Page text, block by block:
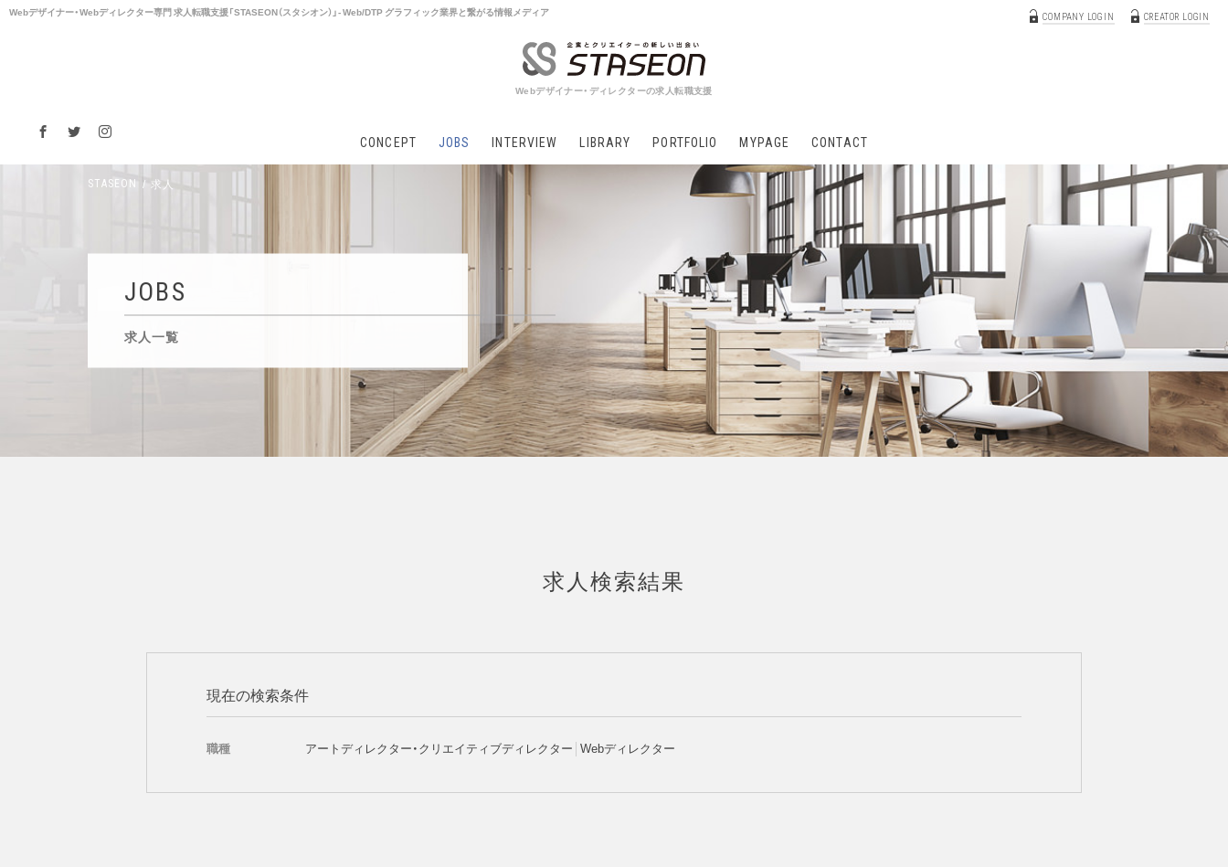
Webデザイナー・Webディレクター専⾨ 求⼈転職支援「STASEON（スタシオン）」- Web/DTP グラフィック業界と繋がる情報メディア
Webデザイナー・ディレクターの求人転職支援
CONCEPT JOBS INTERVIEW LIBRARY PORTFOLIO MYPAGE CONTACT
COMPANY LOGIN CREATOR LOGIN
STASEON 求人
JOBS
求人一覧
求人検索結果
現在の検索条件
職種 アートディレクター・クリエイティブディレクター Webディレクター